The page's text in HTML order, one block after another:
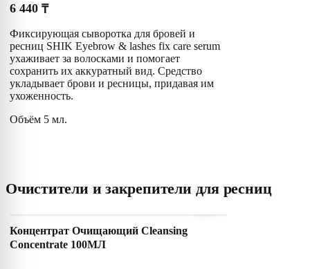
6 440 ₸
Фиксирующая сыворотка для бровей и
ресниц SHIK Eyebrow & lashes fix care serum
ухаживает за волосками и помогает
сохранить их аккуратный вид. Средство
укладывает брови и ресницы, придавая им
ухоженность.
Объём 5 мл.
Очистители и закрепители для ресниц
Концентрат Очищающий Cleansing
Concentrate 100МЛ